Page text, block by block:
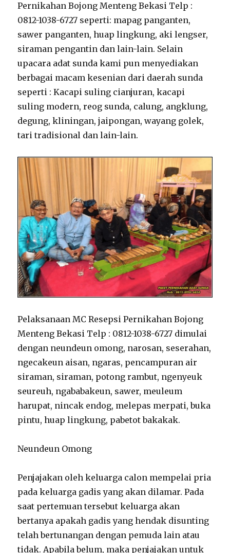
Pernikahan Bojong Menteng Bekasi Telp :
0812-1038-6727 seperti: mapag panganten,
sawer panganten, huap lingkung, aki lengser,
siraman pengantin dan lain-lain. Selain
upacara adat sunda kami pun menyediakan
berbagai macam kesenian dari daerah sunda
seperti : Kacapi suling cianjuran, kacapi
suling modern, reog sunda, calung, angklung,
degung, kliningan, jaipongan, wayang golek,
tari tradisional dan lain-lain.
Pelaksanaan MC Resepsi Pernikahan Bojong
Menteng Bekasi Telp : 0812-1038-6727 dimulai
dengan neundeun omong, narosan, seserahan,
ngecakeun aisan, ngaras, pencampuran air
siraman, siraman, potong rambut, ngenyeuk
seureuh, ngababakeun, sawer, meuleum
harupat, nincak endog, melepas merpati, buka
pintu, huap lingkung, pabetot bakakak.
Neundeun Omong
Penjajakan oleh keluarga calon mempelai pria
pada keluarga gadis yang akan dilamar. Pada
saat pertemuan tersebut keluarga akan
bertanya apakah gadis yang hendak disunting
telah bertunangan dengan pemuda lain atau
tidak. Apabila belum, maka penjajakan untuk